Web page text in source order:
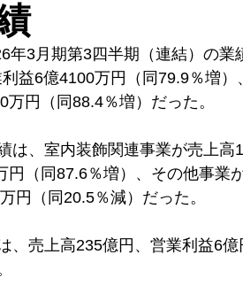
3月期第3四半期（連結）の業
益6億4100万円（同79.9％増
円（同88.4％増）だった。
、室内装飾関連事業が売上高
円（同87.6％増）、その他事業
円（同20.5％減）だった。
売上高235億円、営業利益6億